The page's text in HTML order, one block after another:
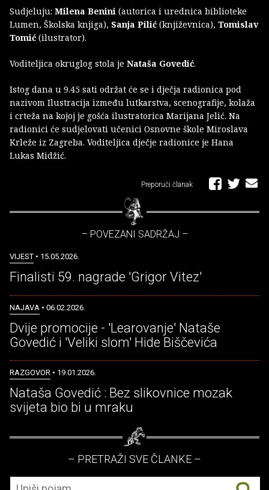
Sudjeluju: Milena Benini (autorica i urednica biblioteke
Lumen, Školska knjiga), Sanja Pilić (književnica), Tomislav
Tomić (ilustrator).
Voditeljica okruglog stola je Nataša Govedić.
Istog dana u 9.45 sati održat će se i dječja radionica pod
nazivom Ilustracija između lutkarstva, scenografije, kolaža
i crteža na kojoj je gošća ilustratorica Marijana Jelić. Na
radionici će sudjelovati učenici Osnovne škole Miroslava
Krleže iz Zagreba. Voditeljica dječje radionice je Hana
Lukas Midžić.
Preporuči članak
– POVEZANI SADRŽAJ –
VIJEST • 15.05.2026.
Finalisti 59. nagrade 'Grigor Vitez'
NAJAVA • 06.02.2026.
Dvije promocije - 'Learovanje' Nataše
Govedić i 'Veliki slom' Hide Biščevića
RAZGOVOR • 19.01.2026.
Nataša Govedić : Bez slikovnice mozak
svijeta bio bi u mraku
– PRETRAŽI SVE ČLANKE –